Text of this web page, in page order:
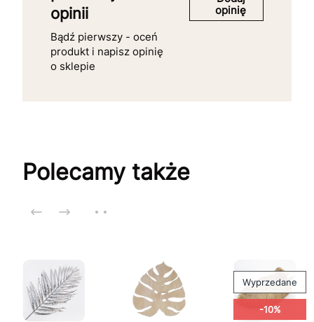
opinii
Bądź pierwszy - oceń
produkt i napisz opinię
o sklepie
opinię
Polecamy także
Wyprzedane
-10%